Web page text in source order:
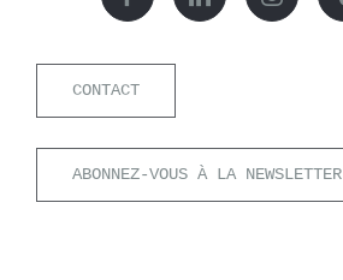
CONTACT
ABONNEZ-VOUS À LA NEWSLETTER